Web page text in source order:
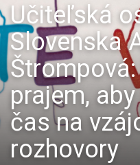
Učiteľská
Slovenska
prajem,
čas na
rozhovory